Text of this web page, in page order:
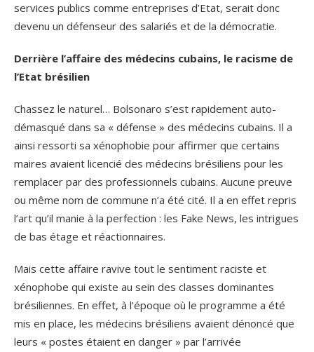
services publics comme entreprises d’Etat, serait donc
devenu un défenseur des salariés et de la démocratie.
Derrière l’affaire des médecins cubains, le racisme de
l’Etat brésilien
Chassez le naturel… Bolsonaro s’est rapidement auto-
démasqué dans sa « défense » des médecins cubains. Il a
ainsi ressorti sa xénophobie pour affirmer que certains
maires avaient licencié des médecins brésiliens pour les
remplacer par des professionnels cubains. Aucune preuve
ou même nom de commune n’a été cité. Il a en effet repris
l’art qu’il manie à la perfection : les Fake News, les intrigues
de bas étage et réactionnaires.
Mais cette affaire ravive tout le sentiment raciste et
xénophobe qui existe au sein des classes dominantes
brésiliennes. En effet, à l’époque où le programme a été
mis en place, les médecins brésiliens avaient dénoncé que
leurs « postes étaient en danger » par l’arrivée